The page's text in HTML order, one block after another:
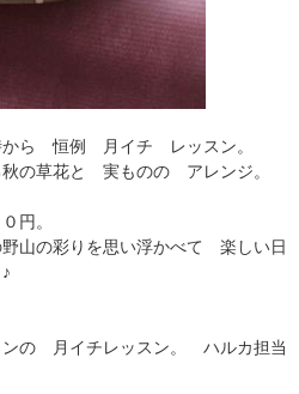
ら 恒例 月イチ レッスン。
の草花と 実ものの アレンジ。
０円。
山の彩りを思い浮かべて 楽しい日
の 月イチレッスン。 ハルカ担当